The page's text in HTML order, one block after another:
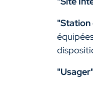
"Station